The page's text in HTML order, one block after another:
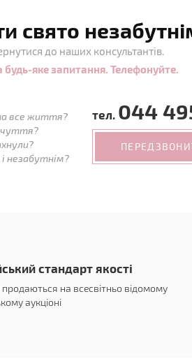
свято
до наших консультантів.
будь-яке запитання. Телефонуйте.
все життя?
незабутнім?
тел. 044
стандарт якості
продаються на всесвітньо відомому
аукціоні